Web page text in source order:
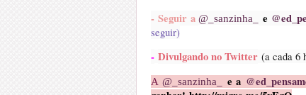
- Seguir a @_sanzinha_ e
seguir)
- Divulgando no Twitter (a cada 6
A@_sanzinha_ e a